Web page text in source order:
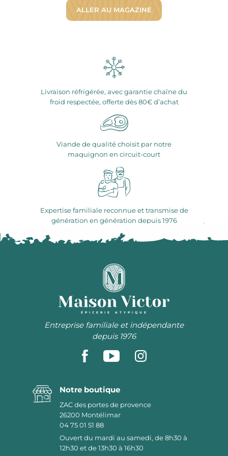
ALLER AU MAGAZINE
Livraison réfrigérée, avec garantie chaîne du
froid respectée, offerte dès 80€ d’achat
Viande de qualité choisit par notre
maquignon en circuit-court
Expertise familiale reconnue et transmise de
génération en génération depuis 1976
ÉPICERIE ATYPIQUE
Entreprise familiale et indépendante
depuis 1976
Notre boutique
ZAC des portes de provence
26200 Montélimar
04 75 01 51 88
Ouvert du mardi au samedi, de 8h30 à
12h30 et de 13h30 à 16h30